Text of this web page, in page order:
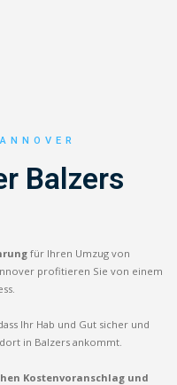
Balzers
für Ihren Umzug von
profitieren Sie von einem
Ihr Hab und Gut sicher und
in Balzers ankommt.
Kostenvoranschlag und